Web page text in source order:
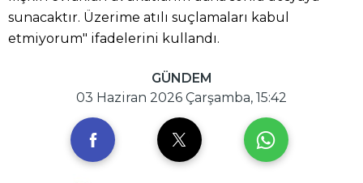
sunacaktır. Üzerime atılı suçlamaları kabul
etmiyorum" ifadelerini kullandı.
GÜNDEM
03 Haziran 2026 Çarşamba, 15:42